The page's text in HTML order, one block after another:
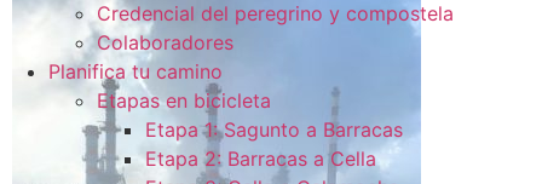
Credencial del peregrino y compostela
Colaboradores
Planifica tu camino
Etapas en bicicleta
Etapa 1: Sagunto a Barracas
Etapa 2: Barracas a Cella